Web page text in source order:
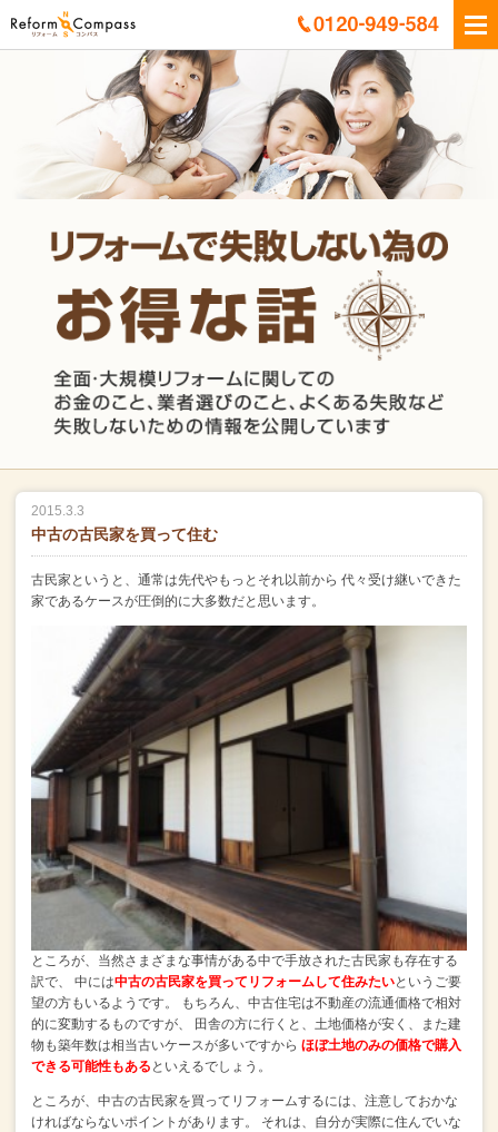
2015.3.3
中古の古民家を買って住む
古民家というと、通常は先代やもっとそれ以前から 代々受け継いできた
家であるケースが圧倒的に大多数だと思います。
ところが、当然さまざまな事情がある中で手放された古民家も存在する
訳で、
中には中古の古民家を買って リフォームして住みたいというご要
望の方もいるようです。
もちろん、中古住宅は不動産の流通価格で相対
的に変動するものですが、
田舎の方に行くと、土地価格が安く、また建
物も築年数は相当古いケースが多いですから ほぼ土地のみの価格で購入
できる可能性もある といえるでしょう。
ところが、中古の古民家を買ってリフォームするには、注意しておかな
ければならないポイントがあります。
それは、自分が実際に住んでいな